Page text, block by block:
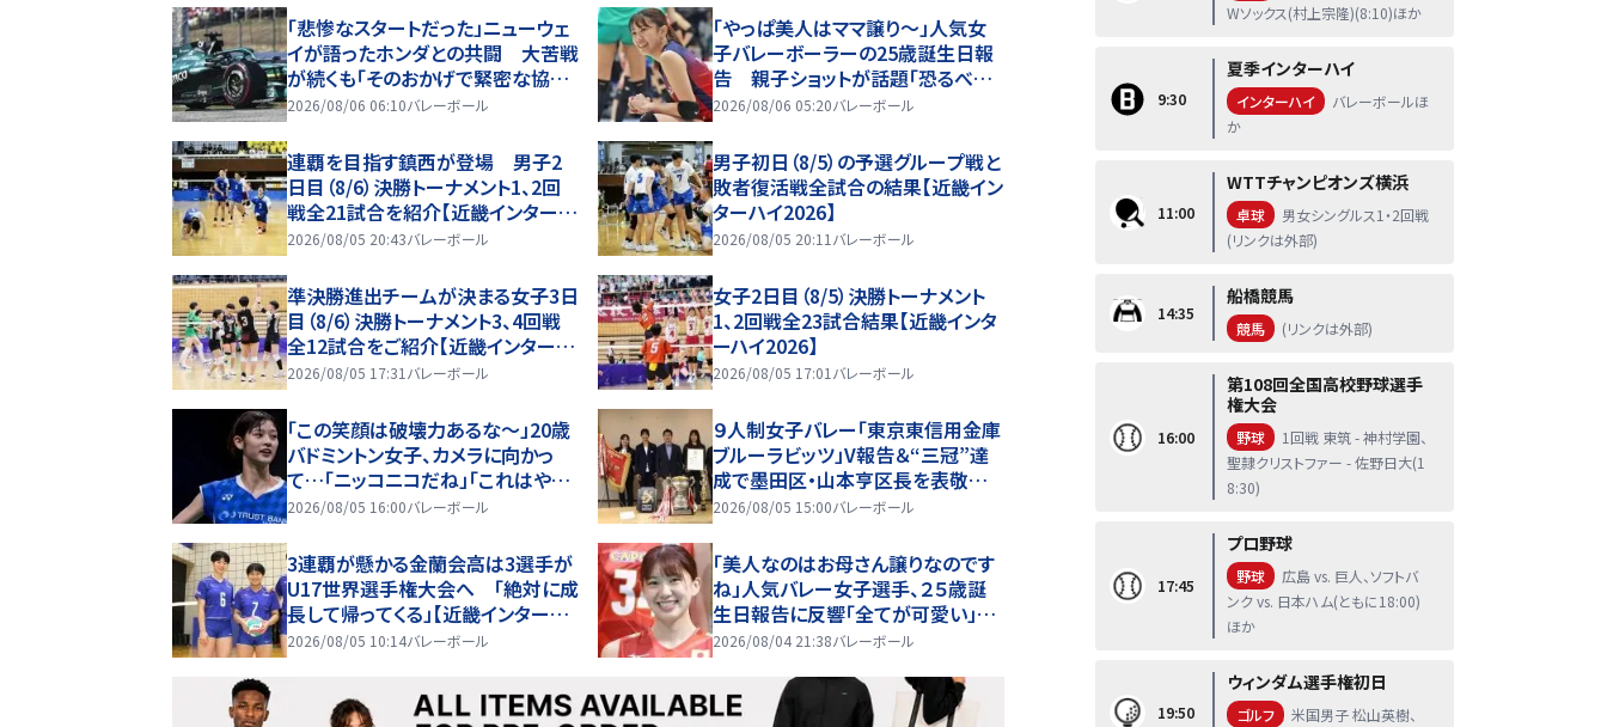
「悲惨なスタートだった」ニューウェ
イが語ったホンダとの共闘 大苦戦
が続くも「そのおかげで緊密な協力
関係を築けた」
2026/08/06 06:10バレーボール
「やっぱ美人はママ譲り～」人気女
子バレーボーラーの25歳誕生日報
告 親子ショットが話題「恐るべしD
NAです」
2026/08/06 05:20バレーボール
連覇を目指す鎮西が登場 男子2
日目（8/6）決勝トーナメント1、2回
戦全21試合を紹介【近畿インターハ
イ2026】
2026/08/05 20:43バレーボール
男子初日（8/5）の予選グループ戦と
敗者復活戦全試合の結果【近畿イン
ターハイ2026】
2026/08/05 20:11 バレーボール
準決勝進出チームが決まる女子3日
目（8/6）決勝トーナメント3、4回戦
全12試合をご紹介【近畿インターハ
イ2026】
2026/08/05 17:31 バレーボール
女子2日目（8/5）決勝トーナメント
1、2回戦全23試合結果【近畿インタ
ーハイ2026】
2026/08/05 17:01 バレーボール
「この笑顔は破壊力あるな〜」20歳
バドミントン女子、カメラに向かっ
て…「ニッコニコだね」「これはやば
いな」
2026/08/05 16:00バレーボール
９人制女子バレー「東京東信用金庫
ブルーラビッツ」V報告＆“三冠”達
成で墨田区・山本亨区長を表敬訪
問！１１月全日本選手権も大図監督
2026/08/05 15:00バレーボール
3連覇が懸かる金蘭会高は3選手が
U17世界選手権大会へ 「絶対に成
長して帰ってくる」【近畿インターハ
イ女子】
2026/08/05 10:14バレーボール
「美人なのはお母さん譲りなのです
ね」人気バレー女子選手、２５歳誕
生日報告に反響「全てが可愛い」「マ
マそっくりすぎる～！！！」
2026/08/04 21:38バレーボール
Wソックス(村上宗隆)(8:10)ほか
9:30
夏季インターハイ
インターハイ
バレーボールほ
か
11:00
WTTチャンピオンズ横浜
卓球
男女シングルス1・2回戦
(リンクは外部)
14:35
船橋競馬
競馬 (リンクは外部)
16:00
第108回全国高校野球選手
権大会
野球
1回戦 東筑 - 神村学園、
聖隷クリストファー - 佐野日大(1
8:30)
17:45
プロ野球
野球
広島 vs. 巨人、ソフトバ
ンク vs. 日本ハム(ともに18:00)
ほか
19:50
ウィンダム選手権初日
ゴルフ
米国男子 松山英樹、